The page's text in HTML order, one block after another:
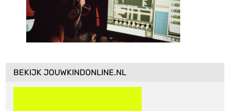
BEKIJK JOUWKINDONLINE.NL